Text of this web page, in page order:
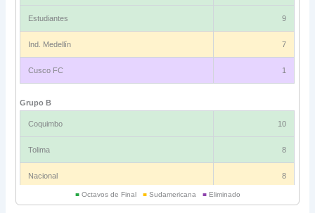
Estudiantes 9
Ind. Medellín 7
Cusco FC 1
Grupo B
Coquimbo 10
Tolima 8
Nacional 8
■Octavos de Final ■Sudamericana ■Eliminado